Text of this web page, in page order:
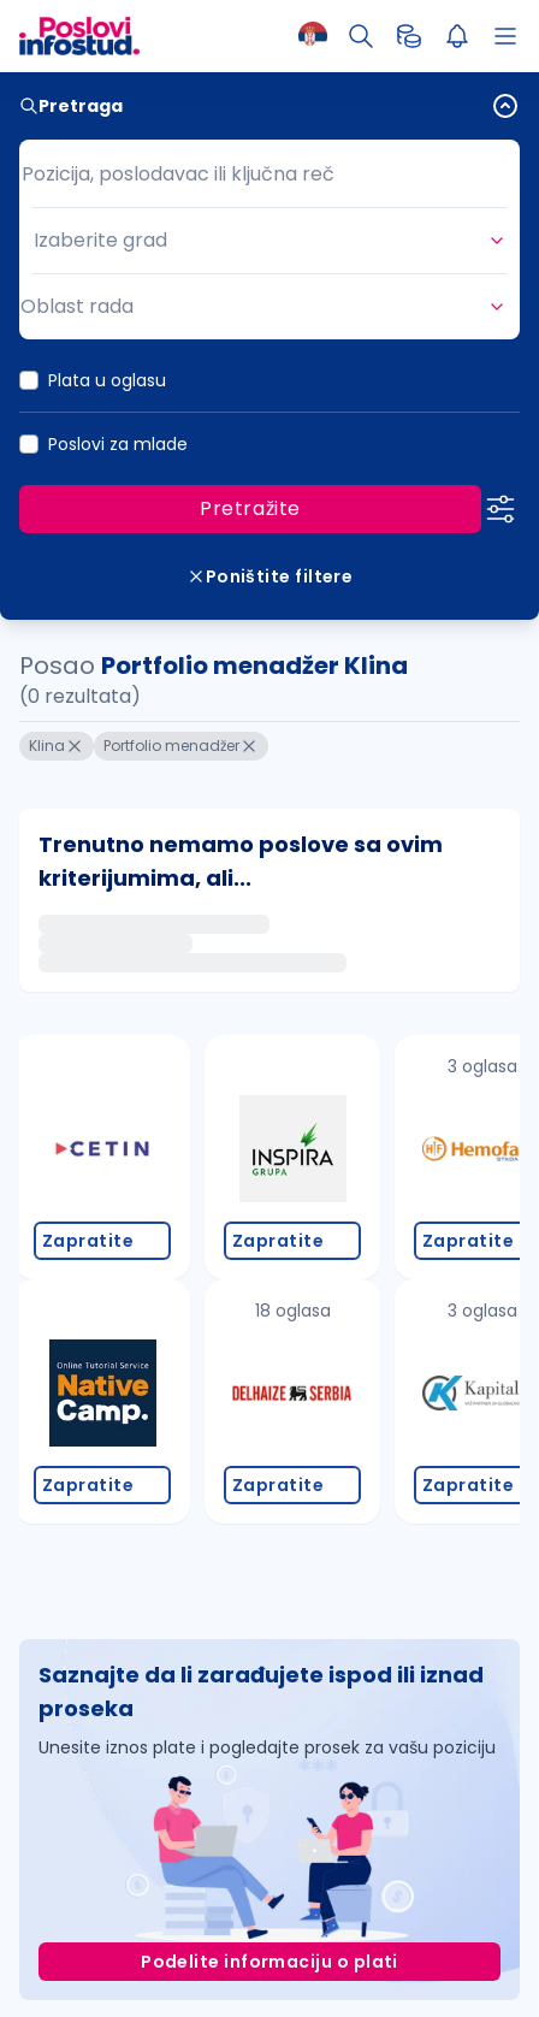
Pretraga
Pozicija, poslodavac ili ključna reč
Pozicija, poslodavac ili ključna reč
Grad
Izaberite grad
Oblast rada
Plata u oglasu
Poslovi za mlade
Pretražite
Poništite filtere
Posao Portfolio menadžer Klina
(0 rezultata)
Klina Portfolio menadžer
Trenutno nemamo poslove sa ovim
kriterijumima, ali...
proverite pravopisne greške (koristite č, ć, š, đ,
promenite odabrane filtere pretrage
Zapratite
Zapratite
Zapratite
18 oglasa
Zapratite
3 oglasa
Zapratite
3 oglasa
Zapratite
Saznajte da li zarađujete ispod ili iznad
proseka
Unesite iznos plate i pogledajte prosek za vašu poziciju
Podelite informaciju o plati